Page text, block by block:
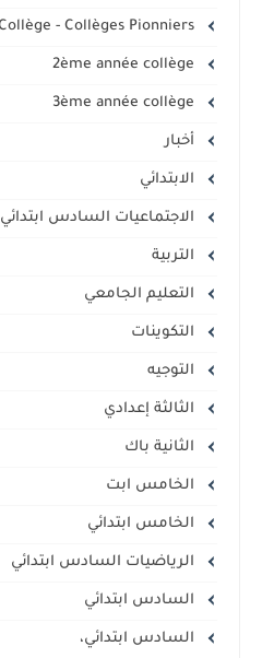
1ère Année Collège - Collèges Pionniers
أخبار
الابتدائي
الاجتماعيات السادس ابتدائي
التربية
التعليم الجامعي
التكوينات
التوجيه
الثالثة إعدادي
الثانية باك
الخامس ابت
الخامس ابتدائي
الرياضيات السادس ابتدائي
السادس ابتدائي
السادس ابتدائي،